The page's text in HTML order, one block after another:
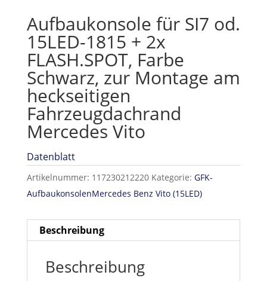
Aufbaukonsole für SI7 od.
15LED-1815 + 2x
FLASH.SPOT, Farbe
Schwarz, zur Montage am
heckseitigen
Fahrzeugdachrand
Mercedes Vito
Datenblatt
Artikelnummer: 117230212220 Kategorie: GFK-
AufbaukonsolenMercedes Benz Vito (15LED)
Beschreibung
Beschreibung